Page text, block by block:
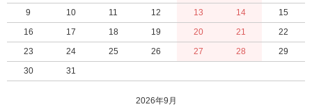
9
10 11 12 13 14
15
16
17 18 19 20 21
22
23
24 25 26 27 28
29
30
31
2026年9月